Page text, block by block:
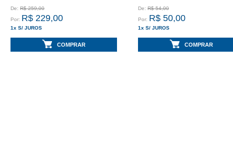
De: R$ 259,00
Por: R$ 229,00
1x S/ JUROS
COMPRAR
De: R$ 54,00
Por: R$ 50,00
1x S/ JUROS
COMPRAR